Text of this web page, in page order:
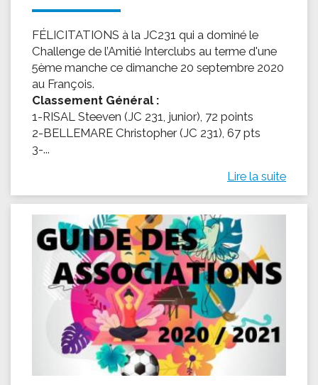
FÉLICITATIONS à la JC231 qui a dominé le
Challenge de l’Amitié Interclubs au terme d'une
5ème manche ce dimanche 20 septembre 2020
au François.
Classement Général :
1-RISAL Steeven (JC 231, junior), 72 points
2-BELLEMARE Christopher (JC 231), 67 pts
3-...
Lire la suite